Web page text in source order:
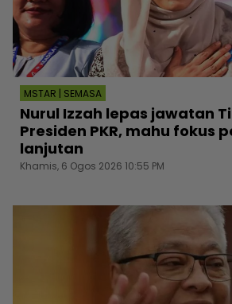
MSTAR | SEMASA
Nurul Izzah lepas jawatan
Presiden PKR, mahu fokus
lanjutan
Khamis, 6 Ogos 2026 10:55 PM